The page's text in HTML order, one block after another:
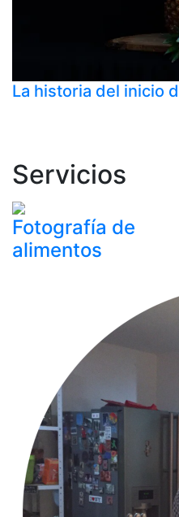
La historia del inicio
Servicios
Fotografía de
alimentos